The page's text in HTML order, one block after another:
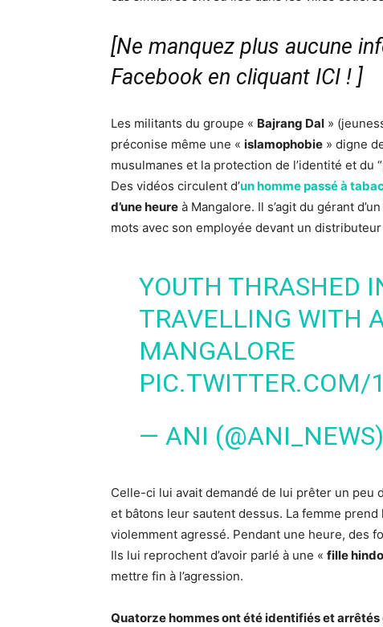
[Ne manquez plus aucune
Facebook en cliquant ICI ! ]
Les militants du groupe « Bajrang Dal »
préconise même une « islamophobie » digne
musulmanes et la protection de l’identité et du
Des vidéos circulent d’un homme passé à
d’une heure à Mangalore. Il s’agit du gérant
mots avec son employée devant un distributeur
YOUTH THRASHED
TRAVELLING WITH
MANGALORE
PIC.TWITTER.COM/
— ANI (@ANI_NEWS)
Celle-ci lui avait demandé de lui prêter un peu
et bâtons leur sautent dessus. La femme prend
violemment agressé. Pendant une heure, des
Ils lui reprochent d’avoir parlé à une « fille
mettre fin à l’agression.
Quatorze hommes ont été identifiés et